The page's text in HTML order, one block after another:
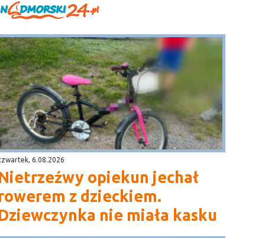
6.08.2026
opiekun jechał
z dzieckiem.
nie miała kasku